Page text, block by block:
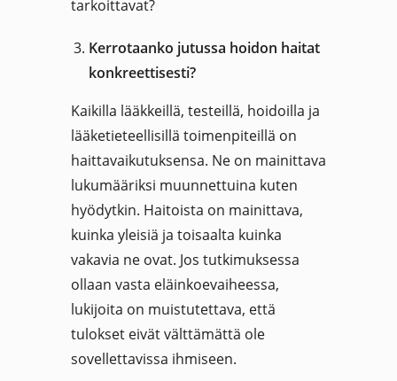
tarkoittavat?
Kerrotaanko jutussa hoidon haitat
konkreettisesti?
Kaikilla lääkkeillä, testeillä, hoidoilla ja
lääketieteellisillä toimenpiteillä on
haittavaikutuksensa. Ne on mainittava
lukumääriksi muunnettuina kuten
hyödytkin. Haitoista on mainittava,
kuinka yleisiä ja toisaalta kuinka
vakavia ne ovat. Jos tutkimuksessa
ollaan vasta eläinkoevaiheessa,
lukijoita on muistutettava, että
tulokset eivät välttämättä ole
sovellettavissa ihmiseen.